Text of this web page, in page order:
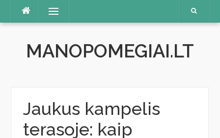
content
Menu
MANOPOMEGIAI.LT
Jaukus kampelis
terasoje: kaip